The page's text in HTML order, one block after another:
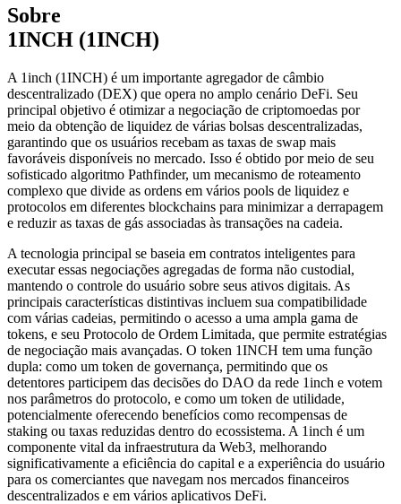
Sobre
1INCH (1INCH)
A 1inch (1INCH) é um importante agregador de câmbio
descentralizado (DEX) que opera no amplo cenário DeFi. Seu
principal objetivo é otimizar a negociação de criptomoedas por
meio da obtenção de liquidez de várias bolsas descentralizadas,
garantindo que os usuários recebam as taxas de swap mais
favoráveis disponíveis no mercado. Isso é obtido por meio de seu
sofisticado algoritmo Pathfinder, um mecanismo de roteamento
complexo que divide as ordens em vários pools de liquidez e
protocolos em diferentes blockchains para minimizar a derrapagem
e reduzir as taxas de gás associadas às transações na cadeia.
A tecnologia principal se baseia em contratos inteligentes para
executar essas negociações agregadas de forma não custodial,
mantendo o controle do usuário sobre seus ativos digitais. As
principais características distintivas incluem sua compatibilidade
com várias cadeias, permitindo o acesso a uma ampla gama de
tokens, e seu Protocolo de Ordem Limitada, que permite estratégias
de negociação mais avançadas. O token 1INCH tem uma função
dupla: como um token de governança, permitindo que os
detentores participem das decisões do DAO da rede 1inch e votem
nos parâmetros do protocolo, e como um token de utilidade,
potencialmente oferecendo benefícios como recompensas de
staking ou taxas reduzidas dentro do ecossistema. A 1inch é um
componente vital da infraestrutura da Web3, melhorando
significativamente a eficiência do capital e a experiência do usuário
para os comerciantes que navegam nos mercados financeiros
descentralizados e em vários aplicativos DeFi.